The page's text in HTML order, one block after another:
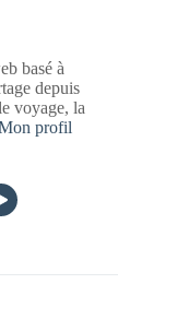
basé à
depuis
voyage, la
profil